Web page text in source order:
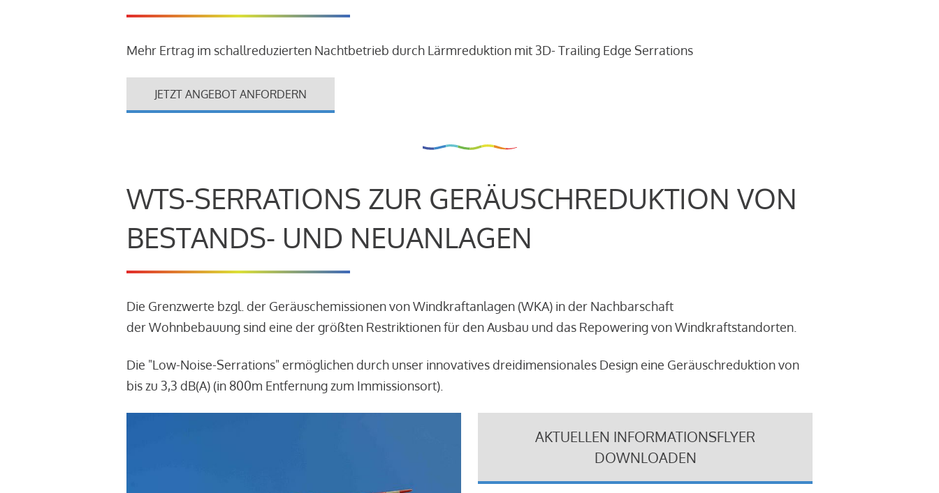
Mehr Ertrag im schallreduzierten Nachtbetrieb durch Lärmreduktion mit 3D- Trailing Edge Serrations
JETZT ANGEBOT ANFORDERN
WTS-SERRATIONS ZUR GERÄUSCHREDUKTION VON
BESTANDS- UND NEUANLAGEN
Die Grenzwerte bzgl. der Geräuschemissionen von Windkraftanlagen (WKA) in der Nachbarschaft
der Wohnbebauung sind eine der größten Restriktionen für den Ausbau und das Repowering von Windkraftstandorten.
Die "Low-Noise-Serrations" ermöglichen durch unser innovatives dreidimensionales Design eine Geräuschreduktion von
bis zu 3,3 dB(A) (in 800m Entfernung zum Immissionsort).
AKTUELLEN INFORMATIONSFLYER
DOWNLOADEN